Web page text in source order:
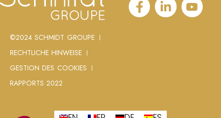
©2024 SCHMIDT GROUPE
RECHTLICHE HINWEISE
GESTION DES COOKIES
RAPPORTS 2022